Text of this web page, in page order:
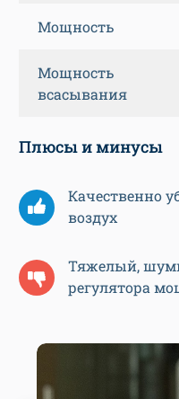
Мощность
Мощность
всасывания
Плюсы и минусы
Качественно
воздух
Тяжелый,
регулятора